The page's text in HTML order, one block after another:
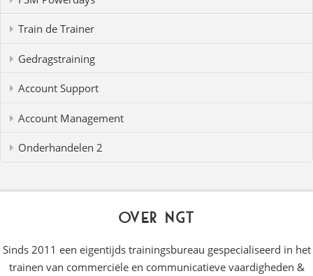
Train de Trainer
Gedragstraining
Account Support
Account Management
Onderhandelen 2
Over NGT
Sinds 2011 een eigentijds trainingsbureau gespecialiseerd in het
trainen van commerciële en communicatieve vaardigheden &